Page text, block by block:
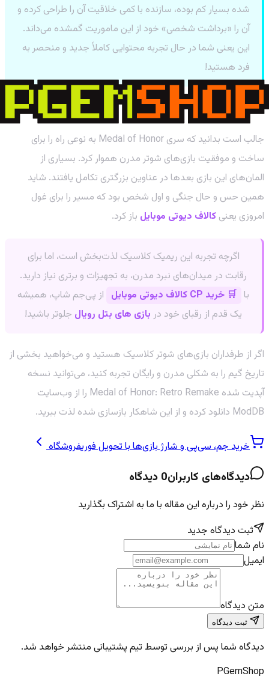
شده بسیار کم بوده، سازنده با کمی خلاقیت آن را طراحی کرده و
آن را «برداشت شخصی» خود از این ماموریت گمشده می‌داند.
این یعنی شما در حال تجربه محتوایی کاملاً جدید و منحصر به
فرد هستید!
پدر معنوی Call of Duty را از نو تجربه کنید!
جالب است بدانید که سری Medal of Honor به نوعی راه را برای
ساخت و موفقیت بازی‌های شوتر مدرن هموار کرد. بسیاری از
المان‌های این بازی بعدها در عناوین بزرگتری تکامل یافتند. شاید
همین حس و حال جنگی و اول شخص بود که مسیر را برای غول
امروزی یعنی کالاف دیوتی موبایل باز کرد.
اگرچه تجربه این ریمیک کلاسیک لذت‌بخش است، اما برای
رقابت در میدان‌های نبرد مدرن، به تجهیزات و برتری نیاز دارید.
با 🛒 خرید CP کالاف دیوتی موبایل
از پی‌جم شاپ، همیشه
یک قدم از رقبای خود در بازی های بتل رویال جلوتر باشید!
اگر از طرفداران بازی‌های شوتر کلاسیک هستید و می‌خواهید بخشی از
تاریخ گیم را به شکلی مدرن و رایگان تجربه کنید، می‌توانید نسخه
آپدیت شده Medal of Honor: Retro Remake را از وب‌سایت
ModDB دانلود کرده و از این شاهکار بازسازی شده لذت ببرید.
خرید جم، سی‌پی و شارژ بازی‌ها با تحویل فوریفروشگاه
دیدگاه‌های کاربران0 دیدگاه
نظر خود را درباره این مقاله با ما به اشتراک بگذارید
ثبت دیدگاه جدید
نام شما
ایمیل
متن دیدگاه
ثبت دیدگاه
دیدگاه شما پس از بررسی توسط تیم پشتیبانی منتشر خواهد شد.
PGemShop